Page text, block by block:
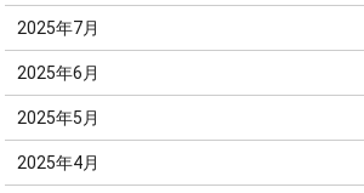
2025年7月
2025年6月
2025年5月
2025年4月